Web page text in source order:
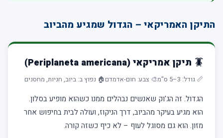
התיקן האמריקאי – הגדול שמגיע מהביוב
🪳 תיקן אמריקאי (Periplaneta americana)
📏 גודל: 3–5 ס"מ 🎨 צבע: חום-אדמדם🏠 נפוץ ב: ביוב, חניות, מחסנים
הגדול. זה הג'וק שאנשים נבהלים ממנו כשהוא מופיע בסלון.
הוא מגיע בעיקר מהביוב, דרך הניקוז, ועולה לבית בחיפוש אחר
מזון. הוא גם מסוגל לעוף – לא כיף כשזה קורה.